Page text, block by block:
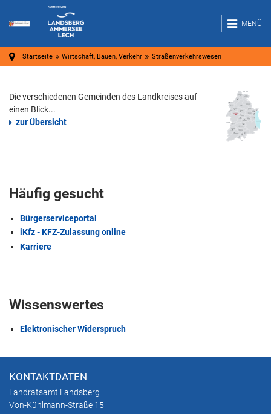
MENÜ
Startseite Wirtschaft, Bauen, Verkehr Straßenverkehrswesen
Die verschiedenen Gemeinden des Landkreises auf
einen Blick...
zur Übersicht
Häufig gesucht
Bürgerserviceportal
iKfz - KFZ-Zulassung online
Karriere
Wissenswertes
Elektronischer Widerspruch
KONTAKTDATEN
Landratsamt Landsberg
Von-Kühlmann-Straße 15